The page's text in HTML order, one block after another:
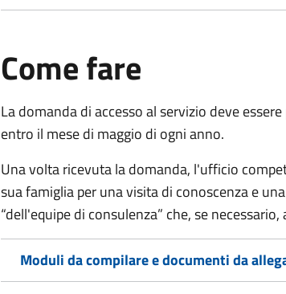
Come fare
La domanda di accesso al servizio deve
entro il mese di maggio di ogni anno.
Una volta ricevuta la domanda, l'ufficio
sua famiglia per una visita di conoscenza e
“dell'equipe di consulenza” che, se
Moduli da compilare e documenti da